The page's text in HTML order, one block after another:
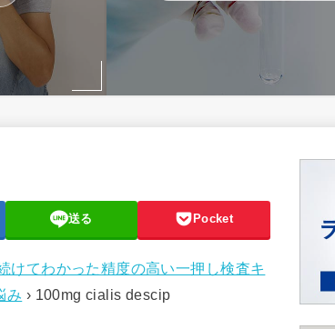
送る Pocket
けてわかった精度の高い一押し検査キ
み › 100mg cialis descip